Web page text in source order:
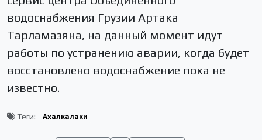
водоснабжения Грузии Артака
Тарламазяна, на данный момент идут
работы по устранению аварии, когда будет
восстановлено водоснабжение пока не
известно.
Теги: Ахалкалаки